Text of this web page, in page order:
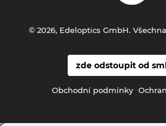
zde odstoupit od
Obchodní podmínky
© 2026, Edeloptics GmbH.